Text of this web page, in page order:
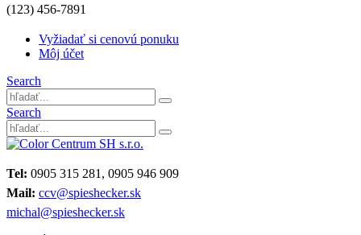
(123) 456-7891
Vyžiadať si cenovú ponuku
Môj účet
Search
Search
Tel: 0905 315 281, 0905 946 909
Mail: ccv@spieshecker.sk
michal@spieshecker.sk